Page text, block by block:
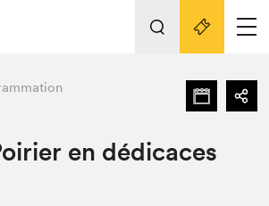
visite au Salon
Nos activités
en dédicaces